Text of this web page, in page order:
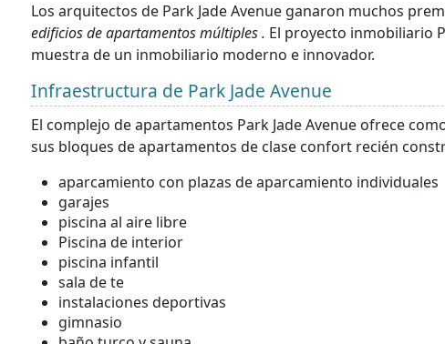
Los arquitectos de Park Jade Avenue ganaron muchos
edificios de apartamentos múltiples . El proyecto inmobiliario
muestra de un inmobiliario moderno e innovador.
Infraestructura de Park Jade Avenue
El complejo de apartamentos Park Jade Avenue ofrece
sus bloques de apartamentos de clase confort recién
aparcamiento con plazas de aparcamiento individuales
garajes
piscina al aire libre
Piscina de interior
piscina infantil
sala de te
instalaciones deportivas
gimnasio